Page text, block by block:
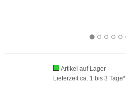
Artikel auf Lager
Lieferzeit ca. 1 bis 3 Tage*